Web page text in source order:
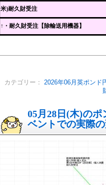
米)耐久財受注
↑ ・耐久財受注【除輸送用機器】
カテゴリー： 2026年06月英ポンド
05月28日(木)の
ベントでの実際